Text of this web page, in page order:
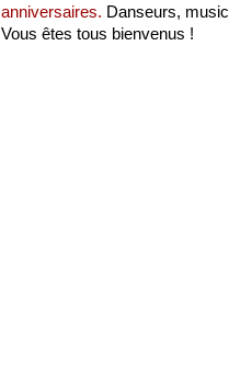
anniversaires. Danseurs,
Vous êtes tous bienvenus !